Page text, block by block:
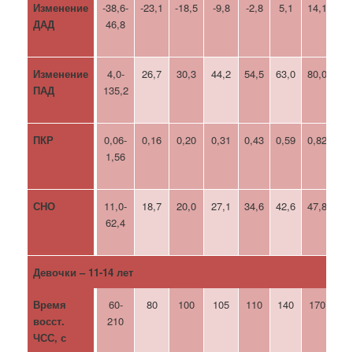
Изменение
ДАД
-38,6-
46,8
-23,1 -18,5 -9,8 -2,8 5,1 14,1
Изменение
ПАД
4,0-
135,2
26,7 30,3 44,2 54,5 63,0 80,0
ПКР
0,06-
1,56
0,16 0,20 0,31 0,43 0,59 0,82
СНО
11,0-
62,4
18,7 20,0 27,1 34,6 42,6 47,8
Девочки – 11-14 лет
Время
восст.
ЧСС, с
60-
210
80 100 105 110 140 170